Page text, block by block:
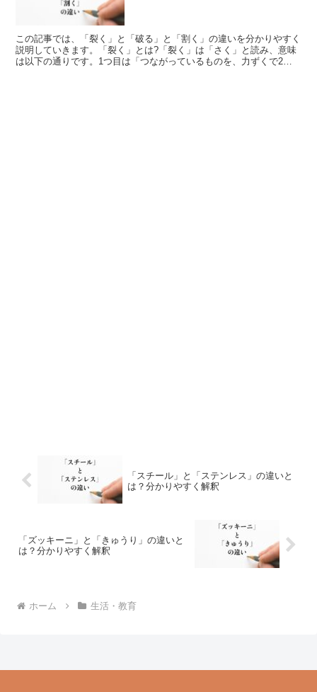
この記事では、「裂く」と「破る」と「割く」の違いを分かりやすく
説明していきます。「裂く」とは?「裂く」は「さく」と読み、意味
は以下の通りです。1つ目は「つながっているものを、力ずくで2つ
「スチール」と「ステンレス」の違いと
は？分かりやすく解釈
「ズッキーニ」と「きゅうり」の違いと
は？分かりやすく解釈
ホーム 生活・教育